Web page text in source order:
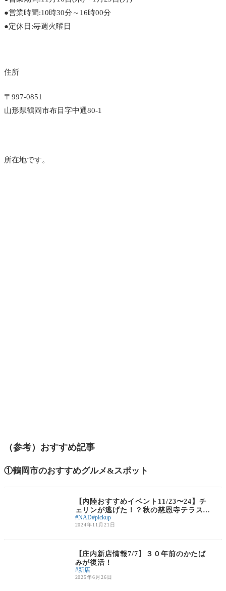
●営業時間:10時30分～16時00分
●定休日:毎週火曜日
住所
〒997-0851
山形県鶴岡市布目字中通80-1
所在地です。
（参考）おすすめ記事
①鶴岡市のおすすめグルメ&スポット
【内陸おすすめイベント11/23〜24】チ
ェリンが逃げた！？秋の慈恩寺テラスで
ミッションやものづくりにチャレンジ！
NAD pickup
2024年11月21日
【庄内新店情報7/7】３０年前のかたば
みが復活！
新店
2025年6月26日